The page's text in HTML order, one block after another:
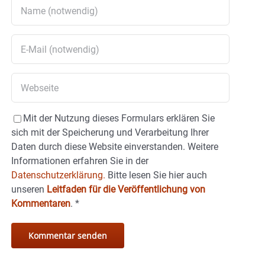
Mit der Nutzung dieses Formulars erklären Sie
sich mit der Speicherung und Verarbeitung Ihrer
Daten durch diese Website einverstanden. Weitere
Informationen erfahren Sie in der
Datenschutzerklärung. Bitte lesen Sie hier auch
unseren Leitfaden für die Veröffentlichung von
Kommentaren. *